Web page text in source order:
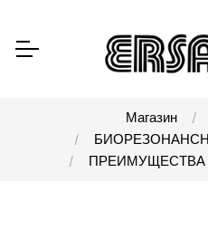
Магазин
ПРЕИМУЩЕСТВА